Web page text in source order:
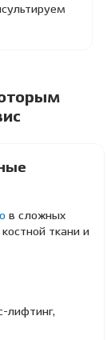
в сложных
ткани и
лифтинг,